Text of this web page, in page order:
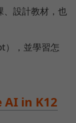
、設計教材，也
），並學習怎
in K12